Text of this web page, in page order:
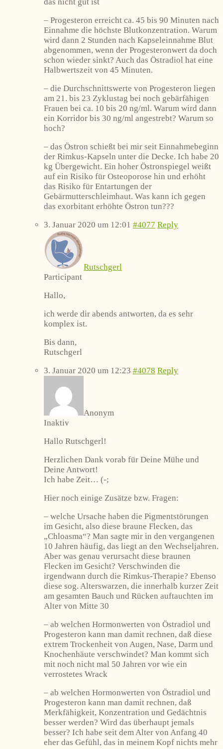
das nicht gut ist
– Progesteron erreicht ca. 45 bis 90 Minuten nach
Einnahme die höchste Blutkonzentration. Warum
wird dann 2 Stunden nach Kapseleinnahme Blut
abgenommen, wenn der Progesteronwert da doch
schon wieder sinkt? Auch das Östradiol hat eine
Halbwertszeit von 45 Minuten.
– die Durchschnittswerte von Progesteron liegen
am 21. bis 23 Zyklustag bei noch gebärfähigen
Frauen bei ca. 10 bis 20 ng/ml. Warum wird dann
ein Korridor bis 30 ng/ml angestrebt? Warum so
hoch?
– das Östron schießt bei mir seit Einnahmebeginn
der Rimkus-Kapseln unter die Decke. Ich habe 20
kg Übergewicht. Ein hoher Östronspiegel weißt
auf ein Risiko für Osteoporose hin und erhöht
das Risiko für Entartungen der
Gebärmutterschleimhaut. Was kann ich gegen
das exorbitant erhöhte Östron tun???
3. Januar 2020 um 12:01 #4077 Reply
Rutschgerl
Participant
Hallo,
ich werde dir abends antworten, da es sehr
komplex ist.
Bis dann,
Rutschgerl
3. Januar 2020 um 12:23 #4078 Reply
Anonym
Inaktiv
Hallo Rutschgerl!
Herzlichen Dank vorab für Deine Mühe und
Deine Antwort!
Ich habe Zeit… (-;
Hier noch einige Zusätze bzw. Fragen:
– welche Ursache haben die Pigmentstörungen
im Gesicht, also diese braune Flecken, das
„Chloasma“? Man sagte mir in den vergangenen
10 Jahren häufig, das liegt an den Wechseljahren.
Aber was genau verursacht diese braunen
Flecken im Gesicht? Verschwinden die
irgendwann durch die Rimkus-Therapie? Ebenso
diese sog. Alterswarzen, die innerhalb kurzer Zeit
am gesamten Bauch und Rücken auftauchten im
Alter von Mitte 30
– ab welchen Hormonwerten von Östradiol und
Progesteron kann man damit rechnen, daß diese
extrem Trockenheit von Augen, Nase, Darm und
Knochenhäute verschwindet? Man kommt sich
mit noch nicht mal 50 Jahren vor wie ein
verrostetes Wrack
– ab welchen Hormonwerten von Östradiol und
Progesteron kann man damit rechnen, daß
Merkfähigkeit, Konzentration und Gedächtnis
besser werden? Wird das überhaupt jemals
besser? Ich habe seit dem Alter von Anfang 40
eher das Gefühl, das in meinem Kopf nichts mehr